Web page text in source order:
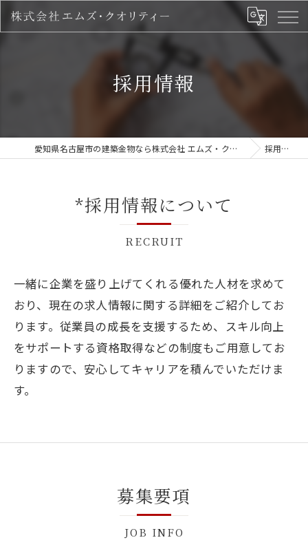
採用情報
愛知県名古屋市の建築金物なら株式会社 エムズ・クオリティー 採用情報
*採用情報について
RECRUIT
一緒に企業を盛り上げてくれる優れた人材を求めて
おり、現在の求人情報に関する詳細をご紹介してお
ります。従業員の成長を支援するため、スキル向上
をサポートする資格取得などの制度もご用意してお
りますので、安心してキャリアを積んでいただけま
す。
募集要項
JOB INFO